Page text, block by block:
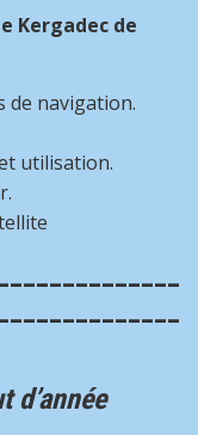
Kergadec de
de navigation.
utilisation.
d’année